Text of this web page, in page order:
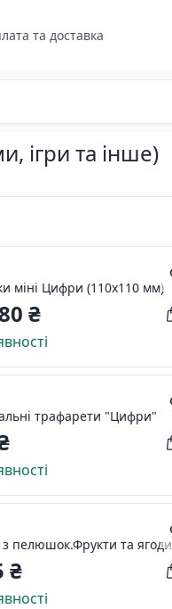
та доставка
ігри та інше)
міні Цифри (110х110 мм)
₴
трафарети "Цифри"
з пелюшок.Фрукти та ягоди
₴